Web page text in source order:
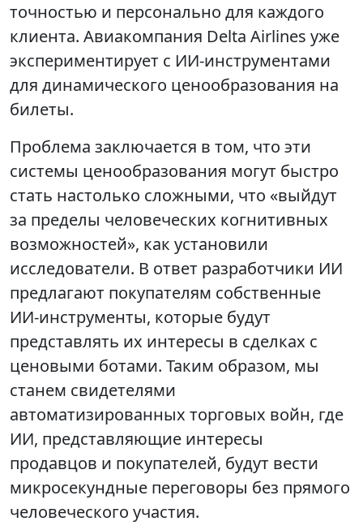
точностью и персонально для каждого
клиента. Авиакомпания Delta Airlines уже
экспериментирует с ИИ-инструментами
для динамического ценообразования на
билеты.
Проблема заключается в том, что эти
системы ценообразования могут быстро
стать настолько сложными, что «выйдут
за пределы человеческих когнитивных
возможностей», как установили
исследователи. В ответ разработчики ИИ
предлагают покупателям собственные
ИИ-инструменты, которые будут
представлять их интересы в сделках с
ценовыми ботами. Таким образом, мы
станем свидетелями
автоматизированных торговых войн, где
ИИ, представляющие интересы
продавцов и покупателей, будут вести
микросекундные переговоры без прямого
человеческого участия.